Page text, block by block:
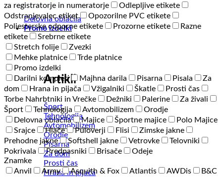
Delovna oblačila
Promo izdelki
Artikli
Šport
Tehnologija
Avtomobilizem
Orodje
Pisarna
Za dom
Prosti čas
Hrana in pijača
za registratorje in numeratorje
Odlepljive etikete
Odstranjevalec etiket
Opozorilne PVC etikete
Poliesterske odporne etikete
Prozorne etikete
Razne
etikete
Srebrne etikete
Stretch folije
Zvezki
Mehke platnice
Trde platnice
Promo izdelki
Darilni kompleti
Majhna darila Pisarna Pisala
Za
dom
Hrana in pijača Vžigalniki Škatle
Prosti čas
Torbe Nahrbtniki in Vrečke
Dežniki Palerine
Za živali
Šport
Tehnologija Avtomobilizem
Orodje
Delovna oblačila
Majice Športne majice
Polo Majice
Srajce
Hlače Puloverji Flisi
Zimske jakne
Prehodne jakne
Softshell jakne Vetrovke
Telovniki
Pokrivala
Predpasniki Brisače
Odeje
Znamke
Anvil
Army Asquith & Fox Atlantis AWDis
B&C